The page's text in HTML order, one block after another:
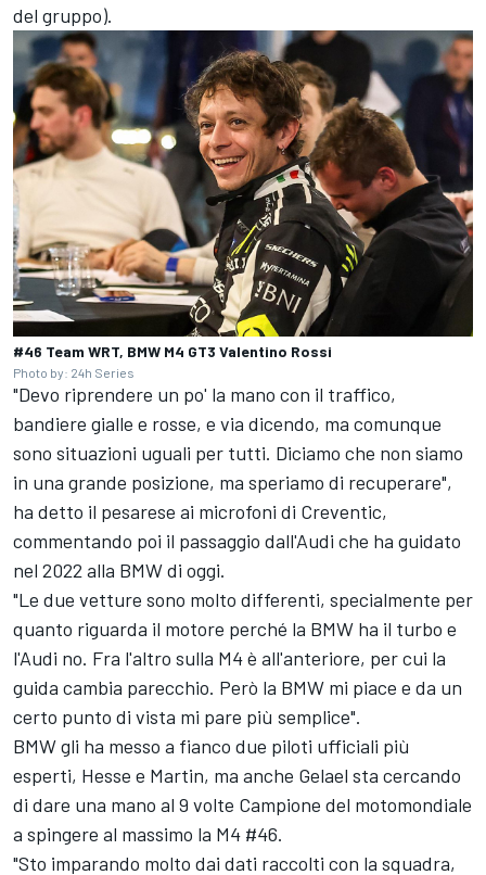
del gruppo).
#46 Team WRT, BMW M4 GT3 Valentino Rossi
Photo by: 24h Series
"Devo riprendere un po' la mano con il traffico,
bandiere gialle e rosse, e via dicendo, ma comunque
sono situazioni uguali per tutti. Diciamo che non siamo
in una grande posizione, ma speriamo di recuperare",
ha detto il pesarese ai microfoni di Creventic,
commentando poi il passaggio dall'Audi che ha guidato
nel 2022 alla BMW di oggi.
"Le due vetture sono molto differenti, specialmente per
quanto riguarda il motore perché la BMW ha il turbo e
l'Audi no. Fra l'altro sulla M4 è all'anteriore, per cui la
guida cambia parecchio. Però la BMW mi piace e da un
certo punto di vista mi pare più semplice".
BMW gli ha messo a fianco due piloti ufficiali più
esperti, Hesse e Martin, ma anche Gelael sta cercando
di dare una mano al 9 volte Campione del motomondiale
a spingere al massimo la M4 #46.
"Sto imparando molto dai dati raccolti con la squadra,